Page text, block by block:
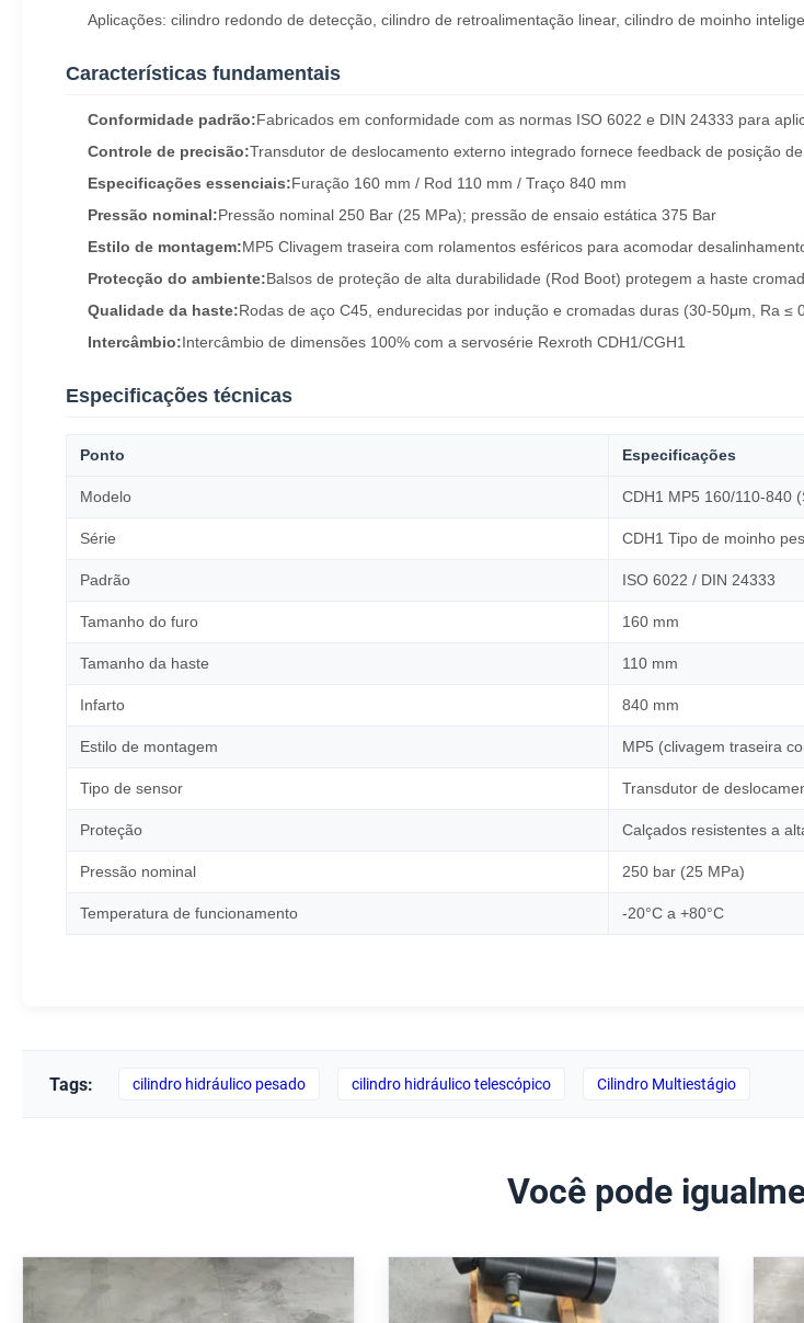
Aplicações: cilindro redondo de detecção, cilindro de retroalimentação linear, cilindro de moinho
Características fundamentais
Conformidade padrão:Fabricados em conformidade com as normas ISO 6022 e DIN 24333 para
Controle de precisão:Transdutor de deslocamento externo integrado fornece feedback de posição
Especificações essenciais:Furação 160 mm / Rod 110 mm / Traço 840 mm
Pressão nominal:Pressão nominal 250 Bar (25 MPa); pressão de ensaio estática 375 Bar
Estilo de montagem:MP5 Clivagem traseira com rolamentos esféricos para acomodar
Protecção do ambiente:Balsos de proteção de alta durabilidade (Rod Boot) protegem a haste
Qualidade da haste:Rodas de aço C45, endurecidas por indução e cromadas duras (30-50μm, Ra ≤
Intercâmbio:Intercâmbio de dimensões 100% com a servosérie Rexroth CDH1/CGH1
Especificações técnicas
Ponto Especificações
Modelo CDH1 MP5 160/110-840
Série CDH1 Tipo de moinho
Padrão ISO 6022 / DIN 24333
Tamanho do furo 160 mm
Tamanho da haste 110 mm
Infarto 840 mm
Estilo de montagem MP5 (clivagem traseira
Tipo de sensor Transdutor de
Proteção Calçados resistentes a
Pressão nominal 250 bar (25 MPa)
Temperatura de funcionamento -20°C a +80°C
Tags: cilindro hidráulico pesado cilindro hidráulico telescópico Cilindro Multiestágio
Você pode